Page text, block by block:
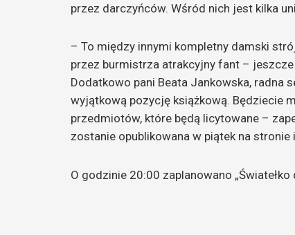
przez darczyńców. Wśród nich jest kilka
– To między innymi kompletny damski
przez burmistrza atrakcyjny fant –
Dodatkowo pani Beata Jankowska, radna
wyjątkową pozycję książkową. Będziecie
przedmiotów, które będą licytowane –
zostanie opublikowana w piątek na
O godzinie 20:00 zaplanowano „Światełko